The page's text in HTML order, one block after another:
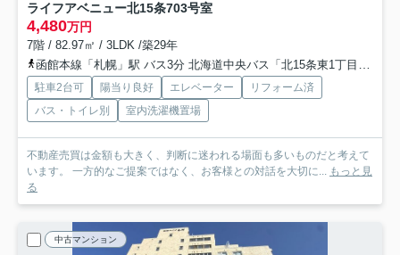
ライフアベニュー北15条703号室
4,480万円
7階 / 82.97㎡ / 3LDK /築29年
函館本線「札幌」駅 バス3分 北海道中央バス「北15条東1丁目」 停歩4分
駐車2台可 陽当り良好 エレベーター
リフォーム済
バス・トイレ別
室内洗濯機置場
不動産売買は金額も大きく、判断に迷われる場面も多いものだと考えて
います。 一方的なご提案ではなく、お客様との対話を大切に... もっと見
る
中古マンション